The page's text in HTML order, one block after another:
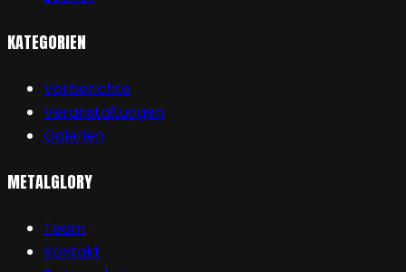
KATEGORIEN
Vorberichte
Veranstaltungen
Galerien
METALGLORY
Team
Kontakt